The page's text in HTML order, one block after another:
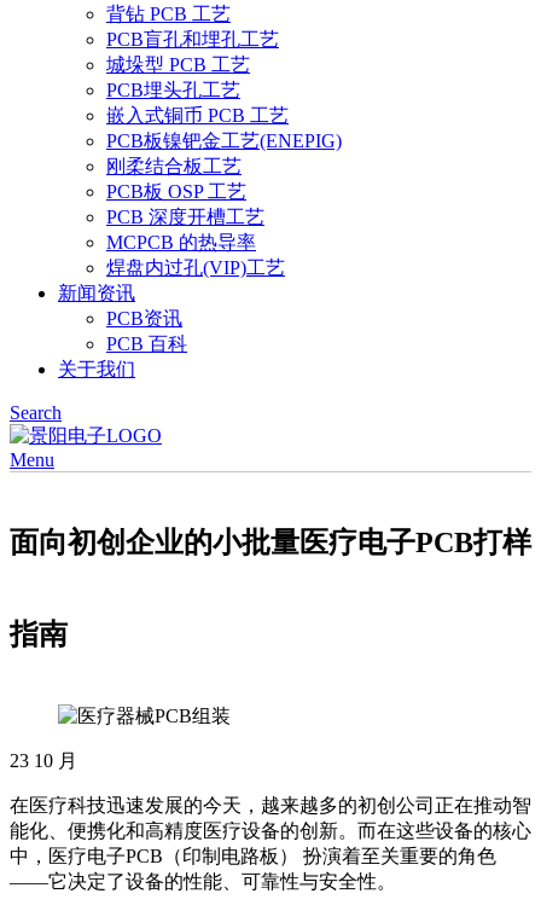
背钻 PCB 工艺
PCB盲孔和埋孔工艺
城垛型 PCB 工艺
PCB埋头孔工艺
嵌入式铜币 PCB 工艺
PCB板镍钯金工艺(ENEPIG)
刚柔结合板工艺
PCB板 OSP 工艺
PCB 深度开槽工艺
MCPCB 的热导率
焊盘内过孔(VIP)工艺
新闻资讯
PCB资讯
PCB 百科
关于我们
Search
Menu
面向初创企业的小批量医疗电子PCB打样
指南
23 10 月
在医疗科技迅速发展的今天，越来越多的初创公司正在推动智
能化、便携化和高精度医疗设备的创新。而在这些设备的核心
中，医疗电子PCB（印制电路板） 扮演着至关重要的角色
——它决定了设备的性能、可靠性与安全性。